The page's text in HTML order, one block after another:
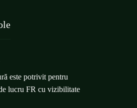
este potrivit pentru
lucru FR cu vizibilitate